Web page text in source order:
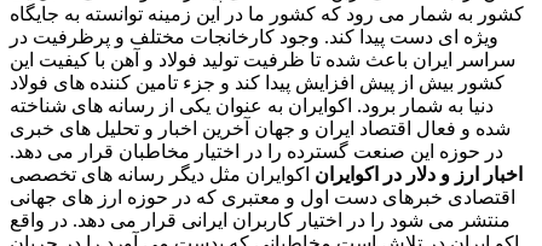
کشور به شمار می رود که کشور ما در این زمینه توانسته به جایگاه
ویژه ای دست پیدا کند. وجود کارخانجات مختلف و پرظرفیت در
سراسر ایران باعث شده تا ظرفیت تولید فولاد و آهن با کیفیت این
کشور بیش از پیش افزایش پیدا کند و جزء تامین کننده های فولاد
دنیا به شمار برود. اکوایران به عنوان یکی از رسانه های شناخته
شده و فعال اقتصاد ایران و جهان آخرین اخبار و تحلیل های خبری
در حوزه این صنعت گسترده را در اختیار مخاطبان قرار می دهد.
اخبار ارز و دلار در اکوایران اکوایران مثل دیگر رسانه های تخصصی
اقتصادی خبرهای دست اول و معتبری که در حوزه ارز های جهانی
منتشر می شود را در اختیار کاربران ایرانی قرار می دهد. در واقع